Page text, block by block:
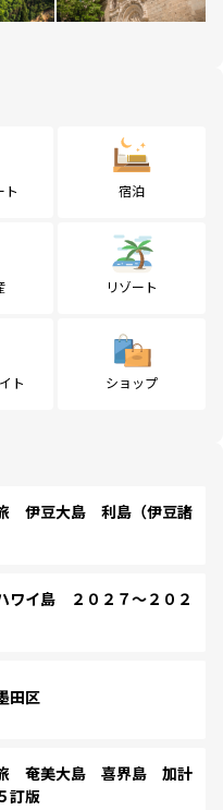
ト 宿泊
リゾート
ト ショップ
伊豆大島 利島（伊豆諸
イ島 ２０２７～２０２
田区
奄美大島 喜界島 加計
訂版